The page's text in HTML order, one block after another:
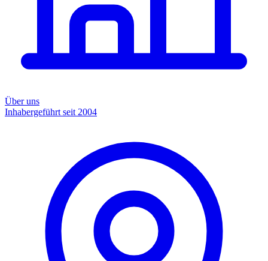
Über uns
Inhabergeführt seit 2004